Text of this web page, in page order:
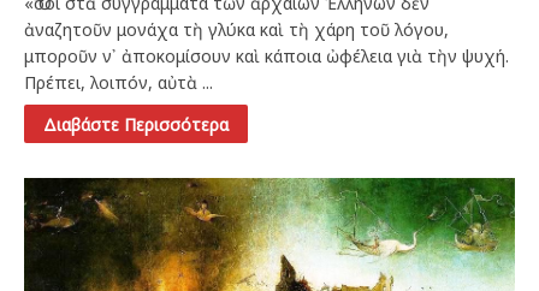
ἀναζητοῦν μονάχα τὴ γλύκα καὶ τὴ χάρη τοῦ λόγου,
μποροῦν ν᾿ ἀποκομίσουν καὶ κάποια ὠφέλεια γιὰ τὴν ψυχή.
Πρέπει, λοιπόν, αὐτὰ ...
Διαβάστε Περισσότερα